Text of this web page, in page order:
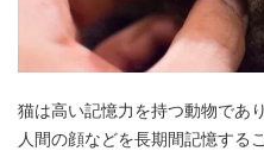
猫は高い記憶力を持つ動物であ
人間の顔などを長期間記憶する